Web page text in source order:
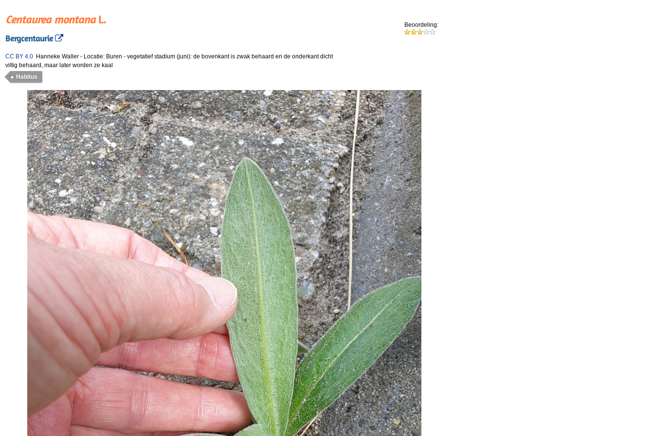
Centaurea montanaL.
Bergcentaurie
Beoordeling:
CC BY 4.0 Hanneke Waller - Locatie: Buren - vegetatief stadium (juni): de bovenkant is zwak behaard en de onderkant dicht
viltig behaard, maar later worden ze kaal
Habitus